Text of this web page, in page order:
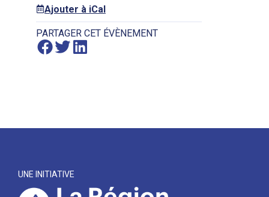
Ajouter à iCal
PARTAGER CET ÉVÈNEMENT
UNE INITIATIVE